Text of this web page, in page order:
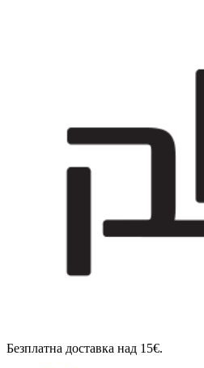
Безплатна доставка над 15€.